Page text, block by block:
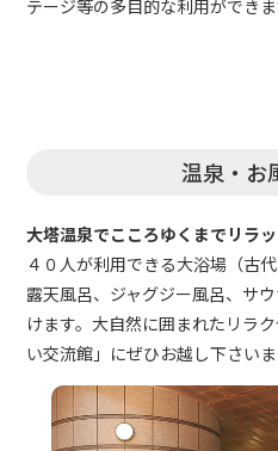
テージ等の多目的な利用ができま
温泉・お
大塔温泉でこころゆくまでリラ
４０人が利用できる大浴場（古
露天風呂、ジャグジー風呂、サ
けます。大自然に囲まれたリラ
い交流館」にぜひお越し下さいま